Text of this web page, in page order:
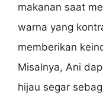
makanan saat
warna yang
memberikan
Misalnya, Ani
hijau segar